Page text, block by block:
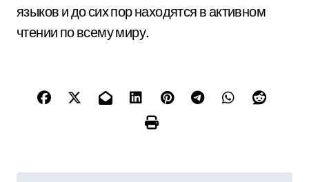
языков и до сих пор находятся в активном
чтении по всему миру.